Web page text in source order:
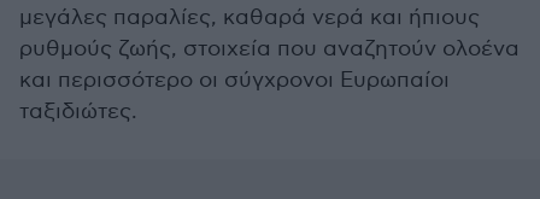
μεγάλες παραλίες, καθαρά νερά και ήπιους
ρυθμούς ζωής, στοιχεία που αναζητούν ολοένα
και περισσότερο οι σύγχρονοι Ευρωπαίοι
ταξιδιώτες.